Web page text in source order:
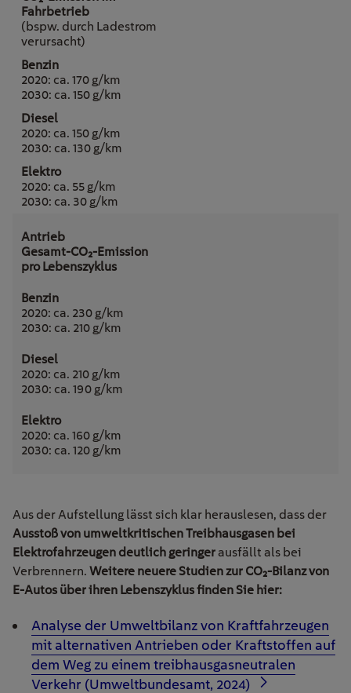
Fahrbetrieb
(bspw. durch Ladestrom
verursacht)
2020: ca. 170 g/km
2030: ca. 150 g/km
2020: ca. 150 g/km
2030: ca. 130 g/km
2020: ca. 55 g/km
2030: ca. 30 g/km
Gesamt-CO₂-Emission
pro Lebenszyklus
2020: ca. 230 g/km
2030: ca. 210 g/km
2020: ca. 210 g/km
2030: ca. 190 g/km
2020: ca. 160 g/km
2030: ca. 120 g/km
Aus der Aufstellung lässt sich klar herauslesen, dass der
Ausstoß von umweltkritischen Treibhausgasen bei
Elektrofahrzeugen deutlich geringer ausfällt als bei
Verbrennern. Weitere neuere Studien zur CO₂-Bilanz von
E-Autos über ihren Lebenszyklus finden Sie hier:
Analyse der Umweltbilanz von Kraftfahrzeugen
mit alternativen Antrieben oder Kraftstoffen auf
dem Weg zu einem treibhausgasneutralen
Verkehr (Umweltbundesamt, 2024)